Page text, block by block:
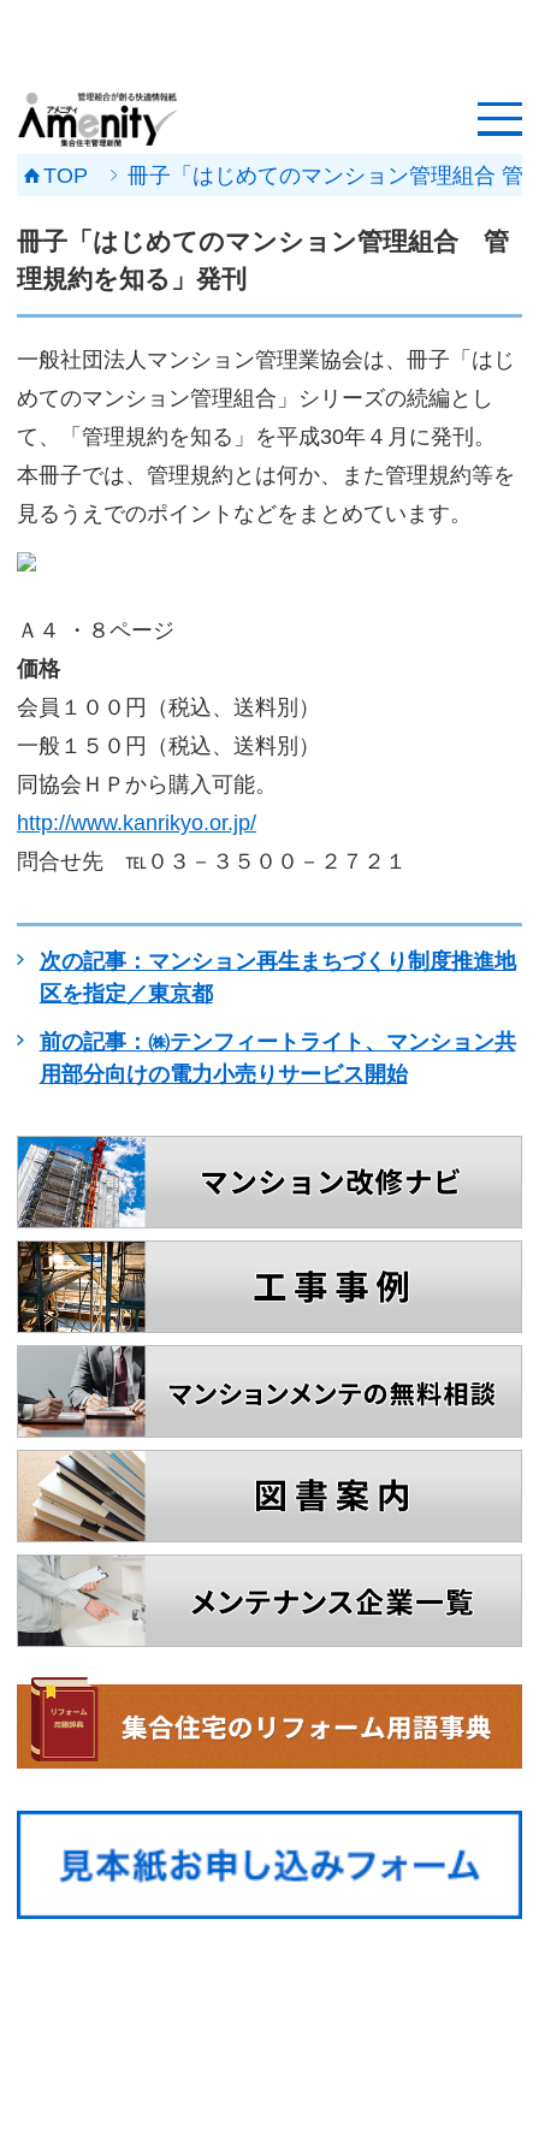
工事事例
マンションメンテの無料相談
媒体資料
会社概要
TOP 冊子「はじめてのマンション管理組合 管
冊子「はじめてのマンション管理組合 管
理規約を知る」発刊
一般社団法人マンション管理業協会は、冊子「はじ
めてのマンション管理組合」シリーズの続編とし
て、「管理規約を知る」を平成30年４月に発刊。
本冊子では、管理規約とは何か、また管理規約等を
見るうえでのポイントなどをまとめています。
Ａ４ ・８ページ
価格
会員１００円（税込、送料別）
一般１５０円（税込、送料別）
同協会ＨＰから購入可能。
http://www.kanrikyo.or.jp/
問合せ先 ℡０３－３５００－２７２１
次の記事：マンション再生まちづくり制度推進地
区を指定／東京都
前の記事：㈱テンフィートライト、マンション共
用部分向けの電力小売りサービス開始